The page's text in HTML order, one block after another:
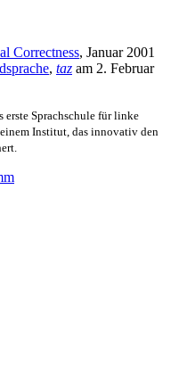
Correctness, Januar 2001
, taz am 2. Februar
erste Sprachschule für linke
Institut, das innovativ den